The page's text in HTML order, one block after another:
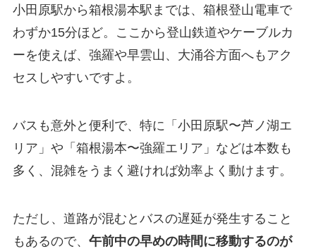
小田原駅から箱根湯本駅までは、箱根登山電車で
わずか15分ほど。ここから登山鉄道やケーブルカ
ーを使えば、強羅や早雲山、大涌谷方面へもアク
セスしやすいですよ。
バスも意外と便利で、特に「小田原駅〜芦ノ湖エ
リア」や「箱根湯本〜強羅エリア」などは本数も
多く、混雑をうまく避ければ効率よく動けます。
ただし、道路が混むとバスの遅延が発生すること
もあるので、 午前中の早めの時間に移動するのが